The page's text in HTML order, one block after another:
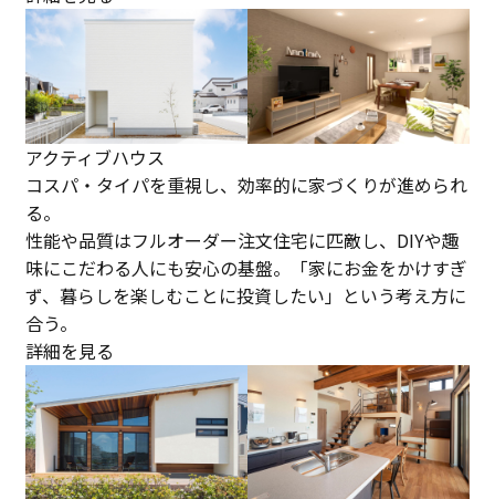
アクティブハウス
コスパ・タイパを重視し、効率的に家づくりが進められ
る。
性能や品質はフルオーダー注文住宅に匹敵し、DIYや趣
味にこだわる人にも安心の基盤。「家にお金をかけすぎ
ず、暮らしを楽しむことに投資したい」という考え方に
合う。
詳細を見る